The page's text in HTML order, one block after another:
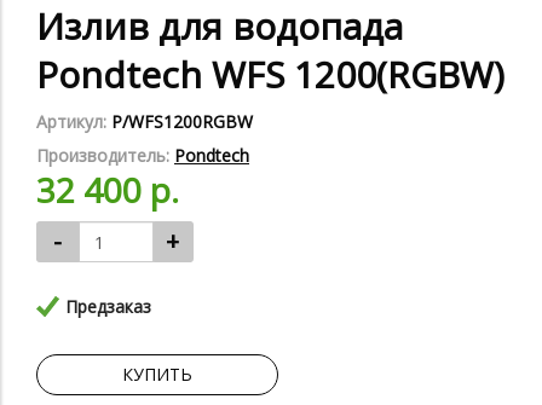
Излив для водопада
Pondtech WFS 1200(RGBW)
Артикул: P/WFS1200RGBW
Производитель: Pondtech
32 400 р.
- +
Предзаказ
КУПИТЬ